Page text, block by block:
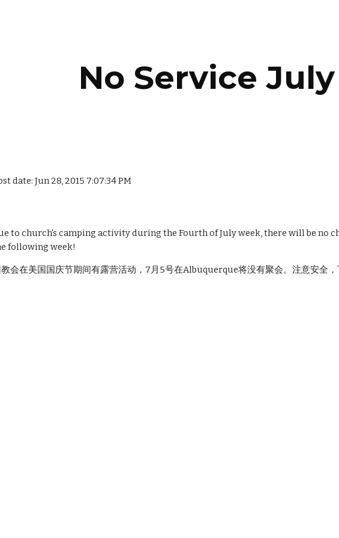
No Service
date: Jun 28, 2015 7:07:34 PM
to church's camping activity during the Fourth of July week, there will be no
following week!
教会在美国国庆节期间有露营活动，7月5号在Albuquerque将没有聚会。注意安全，